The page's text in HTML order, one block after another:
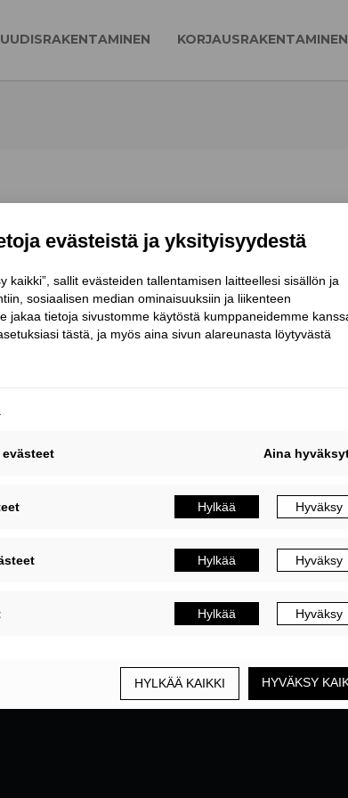
UUDISRAKENTAMINEN KORJAUSRAKENTAMINEN
MUOKKAA EVÄSTEASETUKSIA